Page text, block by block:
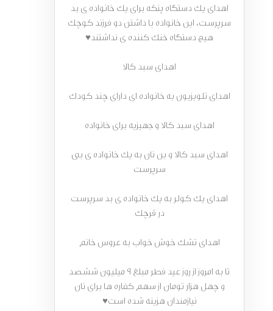
اهدای یک دستگاه پنکه برای یک خانواده ی بد
سرپرست، این خانواده با داشتن دو فرزند کوچک
هیچ دستگاه خنک کننده ی نداشتند♥
اهدای سبد کالا
اهدای تلویزیون به خانواده ای دارای چند کودک
اهدای سبد کالا و جهیزیه برای خانواده
اهدای سبد کالا و بن نان به یک خانواده ی بی
سرپرست
اهدای یک کولر به یک خانواده ی بد سرپرست
در قرچک
اهدای تشک خوش خواب به عروس خانم
تا به امروز از روز عید فطر مبلغ 9 میلیون ششصد
و چهل هزار تومان از سهم کفاره ها برای نان
نیازمندان هزینه شده است♥